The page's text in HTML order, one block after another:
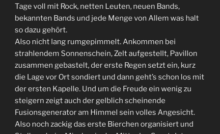
Tage voll mit Rock, netten Leuten, neuen Bands,
bekannten Bands und jede Menge von Allem was halt
so dazu gehört.
Also nicht lang rumgepimmelt. Ankommen bei
strahlendem Sonnenschein, Zelt aufgestellt, Pavillon
zusammen gebastelt, der erste Regen setzt ein, kurz
die Lage vor Ort sondiert und dann geht’s schon los mit
der ersten Kapelle. Und um die Freude ein wenig zu
steigern zeigt auch der gelblich scheinende
Fusionsgenerator am Himmel sein volles Angesicht.
Also noch zackig das erste Bierchen organisiert und